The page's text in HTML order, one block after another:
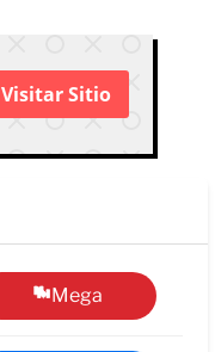
Visitar Sitio
Mega